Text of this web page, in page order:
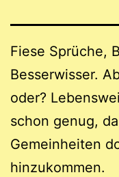
Fiese Sprüche,
Besserwisser.
oder?
schon genug,
Gemeinheiten
hinzukommen.